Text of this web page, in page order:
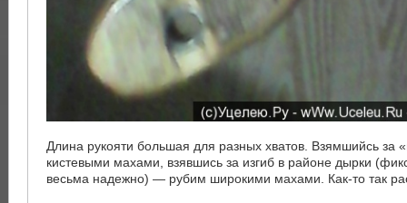
Длина рукояти большая для разных хватов. Взямшийсь за
кистевыми махами, взявшись за изгиб в районе дырки
весьма надежно) — рубим широкими махами. Как-то так